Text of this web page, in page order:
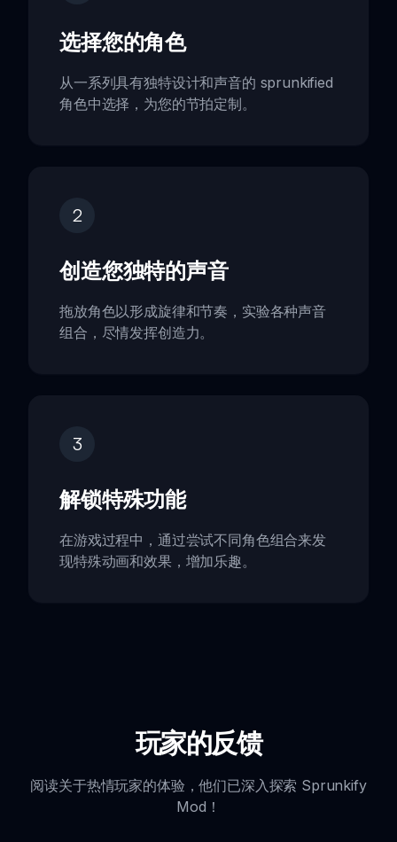
选择您的角色
从一系列具有独特设计和声音的 sprunkified
角色中选择，为您的节拍定制。
2
创造您独特的声音
拖放角色以形成旋律和节奏，实验各种声音
组合，尽情发挥创造力。
3
解锁特殊功能
在游戏过程中，通过尝试不同角色组合来发
现特殊动画和效果，增加乐趣。
玩家的反馈
阅读关于热情玩家的体验，他们已深入探索 Sprunkify
Mod！